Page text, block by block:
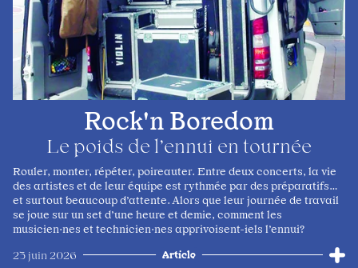
Rock'n Boredom
Le poids de l’ennui en tournée
Rouler, monter, répéter, poireauter. Entre deux concerts, la vie
des artistes et de leur équipe est rythmée par des préparatifs…
et surtout beaucoup d’attente. Alors que leur journée de travail
se joue sur un set d’une heure et demie, comment les
musicien·nes et technicien·nes apprivoisent-iels l’ennui?
Article
23 juin 2026